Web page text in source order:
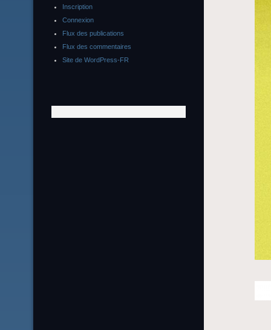
Inscription
Connexion
Flux des publications
Flux des commentaires
Site de WordPress-FR